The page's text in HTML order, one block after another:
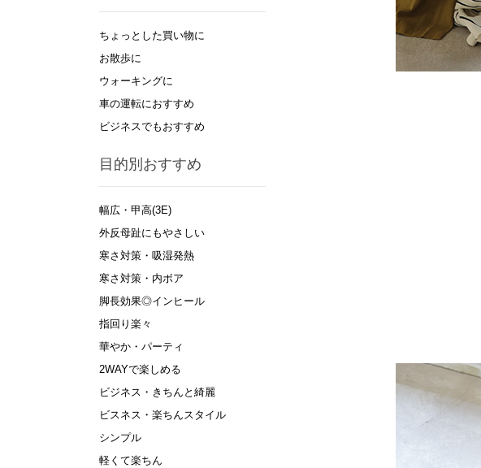
ちょっとした買い物に
お散歩に
ウォーキングに
車の運転におすすめ
ビジネスでもおすすめ
目的別おすすめ
幅広・甲高(3E)
外反母趾にもやさしい
寒さ対策・吸湿発熱
寒さ対策・内ボア
脚長効果◎インヒール
指回り楽々
華やか・パーティ
2WAYで楽しめる
ビジネス・きちんと綺麗
ビスネス・楽ちんスタイル
シンプル
軽くて楽ちん